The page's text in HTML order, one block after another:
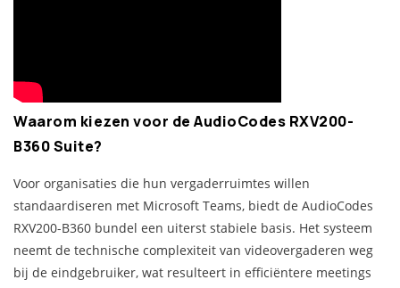
Waarom kiezen voor de AudioCodes RXV200-
B360 Suite?
Voor organisaties die hun vergaderruimtes willen
standaardiseren met Microsoft Teams, biedt de AudioCodes
RXV200-B360 bundel een uiterst stabiele basis. Het systeem
neemt de technische complexiteit van videovergaderen weg
bij de eindgebruiker, wat resulteert in efficiëntere meetings